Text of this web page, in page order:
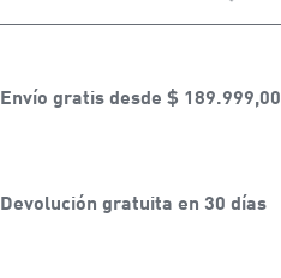
Envío gratis desde $ 189.999,00
Devolución gratuita en 30 días